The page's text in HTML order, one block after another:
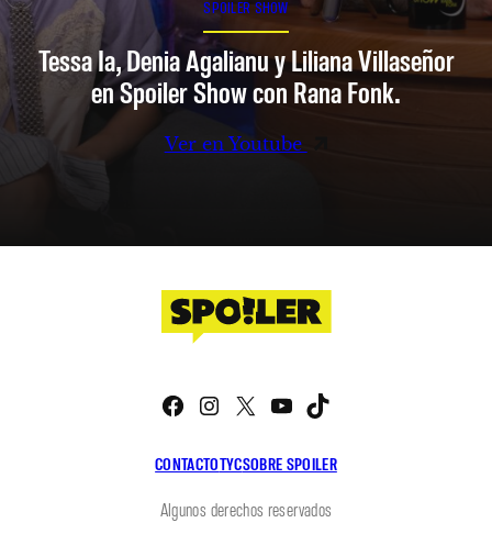
SPOILER SHOW
Tessa Ia, Denia Agalianu y Liliana Villaseñor
en Spoiler Show con Rana Fonk.
Ver en Youtube
CONTACTOTYCSOBRE SPOILER
Facebook
Instagram
X YouTube
Algunos derechos reservados